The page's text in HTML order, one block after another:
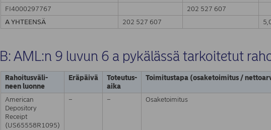
FI4000297767
202 527 607
A YHTEENSÄ
202 527 607
B: AML:n 9 luvun 6 a pykälässä tarkoitetut
Rahoitusväli-
neen luonne
Eräpäivä
Toteutus-
aika
Toimitustapa (osaketoimitus /
American
Depository
Receipt
(US65558R1095)
− − Osaketoimitus